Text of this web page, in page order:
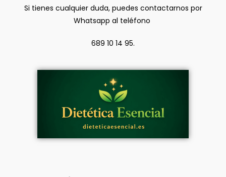
Si tienes cualquier duda, puedes contactarnos por
Whatsapp al teléfono
689 10 14 95.